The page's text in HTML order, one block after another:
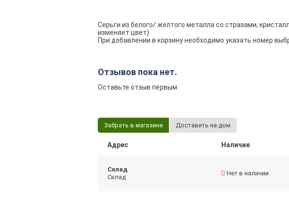
Серьги из белого/ желтого металла со стразами,
изменяет цвет)
При добавлении в корзину необходимо указать номер
Отзывов пока нет.
Оставьте отзыв первым.
Забрать в магазине Доставить на дом
Адрес Наличие
Склад
Склад
Нет в наличии